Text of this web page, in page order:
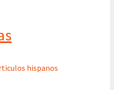
hispanos